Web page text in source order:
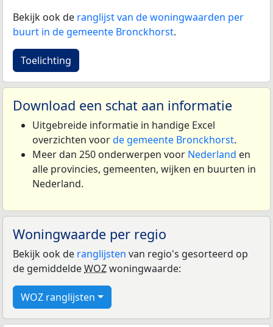
Bekijk ook de ranglijst van de woningwaarden per
buurt in de gemeente Bronckhorst.
Toelichting
Download een schat aan informatie
Uitgebreide informatie in handige Excel
overzichten voorde gemeente Bronckhorst.
Meer dan 250 onderwerpen voor Nederland en
alle provincies, gemeenten, wijken en buurten in
Nederland.
Woningwaarde per regio
Bekijk ook de ranglijsten van regio's gesorteerd op
de gemiddeldeWOZwoningwaarde:
WOZ ranglijsten